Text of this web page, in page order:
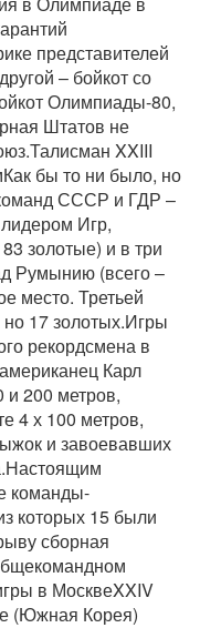
представителей
– бойкот со
Олимпиады-80,
Штатов не
XXIII
бы то ни было, но
СССР и ГДР –
Игр,
золотые) и в три
Румынию (всего –
место. Третьей
17 золотых.Игры
рекордсмена в
Карл
200 метров,
4 х 100 метров,
и завоевавших
команды-
которых 15 были
сборная
в МосквеXXIV
(Южная Корея)